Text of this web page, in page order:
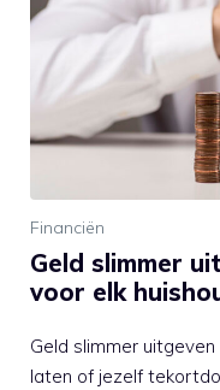
Financiën
Geld slimmer
voor elk
Geld slimmer
laten of jezelf